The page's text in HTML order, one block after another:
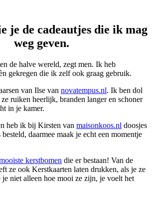
je de cadeautjes die ik mag
weg geven.
de halve wereld, zegt men. Ik heb
gekregen die ik zelf ook graag gebruik.
van Ilse van novatempus.nl. Ik ben dol
ruiken heerlijk, branden langer en schoner
in je kamer.
heb ik bij Kirsten van maisonkoos.nl doosjes
daarmee maak je echt een momentje
kerstbomen die er bestaan! Van de
ze ook Kerstkaarten laten drukken, als je ze
je niet alleen hoe mooi ze zijn, je voelt het